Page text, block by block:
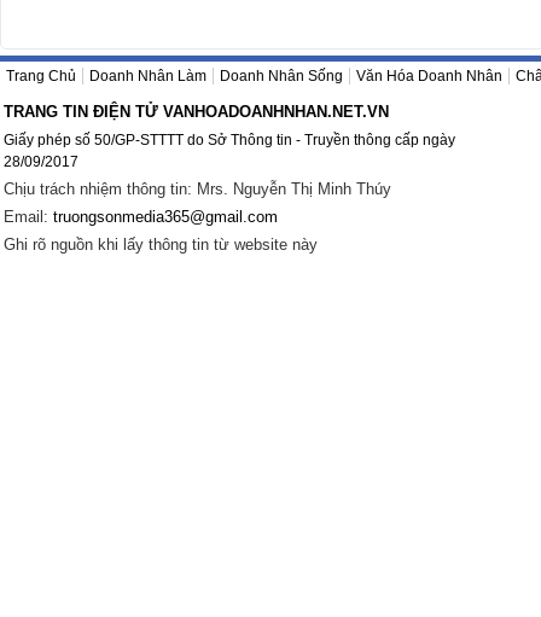
Trang Chủ Doanh Nhân Làm Doanh Nhân Sống Văn Hóa Doanh Nhân
TRANG TIN ĐIỆN TỬ VANHOADOANHNHAN.NET.VN
Giấy phép số 50/GP-STTTT do Sở Thông tin - Truyền thông cấp ngày
28/09/2017
Chịu trách nhiệm thông tin: Mrs. Nguyễn Thị Minh Thúy
Email: truongsonmedia365@gmail.com
Ghi rõ nguồn khi lấy thông tin từ website này